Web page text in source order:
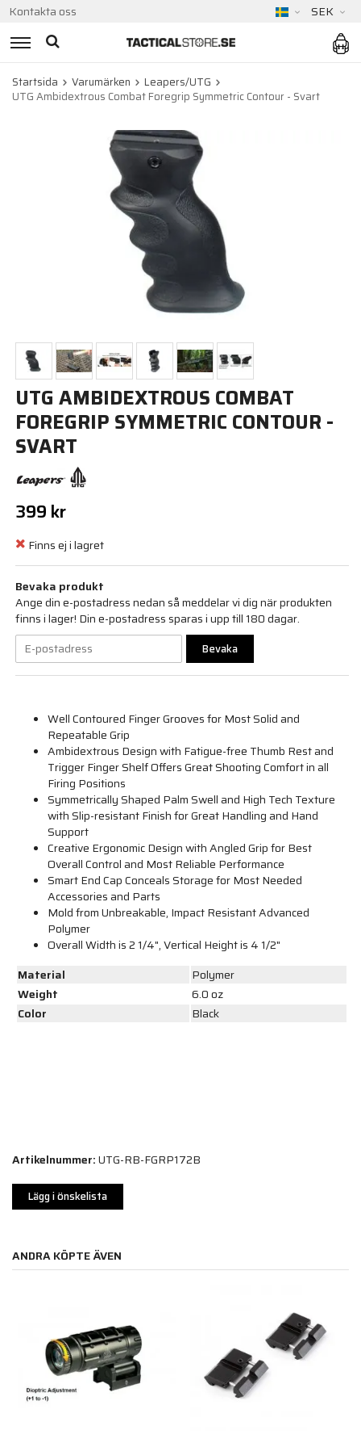
Kontakta oss SEK
Startsida Varumärken
Leapers/UTG
UTG Ambidextrous Combat Foregrip Symmetric Contour - Svart
UTG AMBIDEXTROUS COMBAT
FOREGRIP SYMMETRIC CONTOUR -
SVART
399 kr
Finns ej i lagret
Bevaka produkt
Ange din e-postadress nedan så meddelar vi dig när produkten
finns i lager! Din e-postadress sparas i upp till 180 dagar.
Bevaka
Well Contoured Finger Grooves for Most Solid and
Repeatable Grip
Ambidextrous Design with Fatigue-free Thumb Rest and
Trigger Finger Shelf Offers Great Shooting Comfort in all
Firing Positions
Symmetrically Shaped Palm Swell and High Tech Texture
with Slip-resistant Finish for Great Handling and Hand
Support
Creative Ergonomic Design with Angled Grip for Best
Overall Control and Most Reliable Performance
Smart End Cap Conceals Storage for Most Needed
Accessories and Parts
Mold from Unbreakable, Impact Resistant Advanced
Polymer
Overall Width is 2 1/4", Vertical Height is 4 1/2"
Material
Polymer
Weight
6.0 oz
Color
Black
Artikelnummer:UTG-RB-FGRP172B
Lägg i önskelista
ANDRA KÖPTE ÄVEN